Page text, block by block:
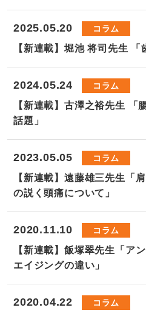
2025.05.20 コラム
【新連載】堀池 将司先生 「
2024.05.24 コラム
【新連載】古澤之裕先生 「
話題」
2023.05.05 コラム
【新連載】遠藤雄三先生「
の説く頭痛について」
2020.11.10 コラム
【新連載】飯塚翠先生「ア
エイジングの違い」
2020.04.22 コラム